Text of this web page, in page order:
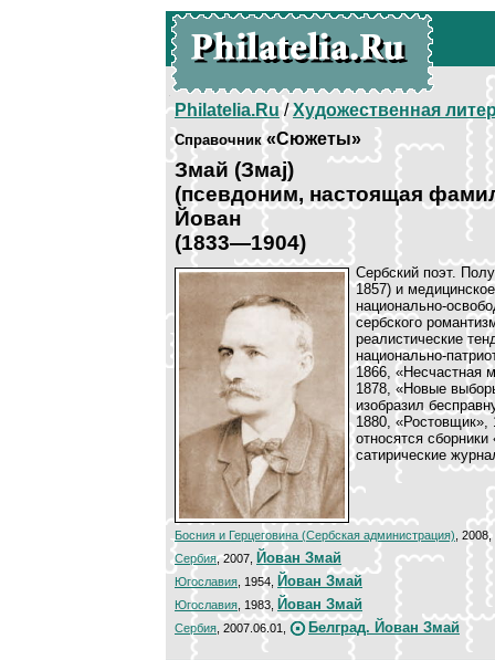
Philatelia.Ru/Художественная
Справочник«Сюжеты»
Змай (Змаj)
(псевдоним, настоящая
Йован
(1833—1904)
Сербский поэт.
1857) и
национально-
сербского
реалистические
национально-
1866, «Несчастная
1878, «Новые
изобразил
1880, «Ростовщик»,
относятся
сатирические
Босния и Герцеговина (Сербская администрация) , 2008,
Сербия, 2007, Йован Змай
Югославия , 1954, Йован Змай
Югославия , 1983, Йован Змай
Сербия , 2007.06.01, Белград. Йован Змай